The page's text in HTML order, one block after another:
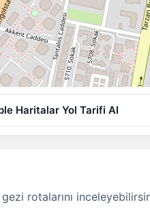
Haritalar Yol Tarifi Al
rotalarını